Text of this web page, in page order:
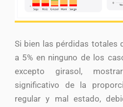
Si bien las pérdidas totales
a 5% en ninguno de los
excepto girasol,
significativo de la
regular y mal estado,